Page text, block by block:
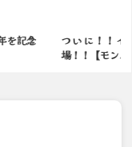
ク先生登
】
モンハン
で役立つ